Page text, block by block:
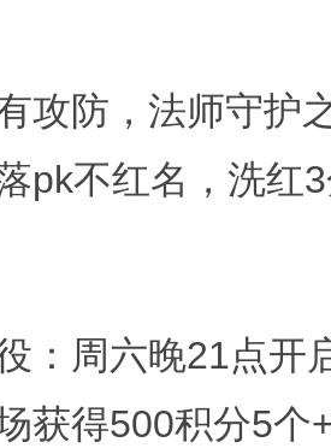
攻防，法师守护
pk不红名，洗红
：周六晚21点开
获得500积分5个